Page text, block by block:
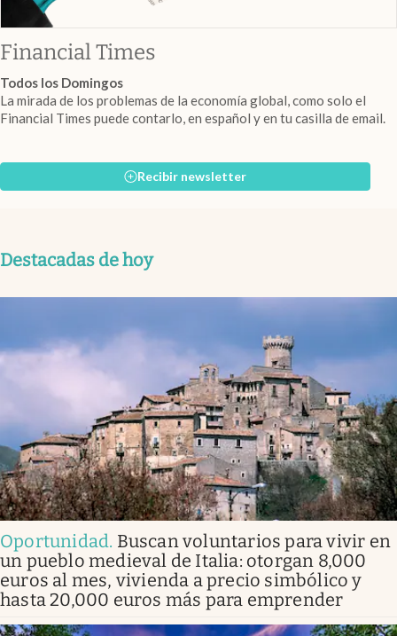
Financial Timesabre en nueva pestaña
Todos los Domingos
La mirada de los problemas de la economía global, como solo el
Financial Times puede contarlo, en español y en tu casilla de email.
Recibir newsletter
Destacadas de hoy
Oportunidad. Buscan voluntarios para vivir en
un pueblo medieval de Italia: otorgan 8,000
euros al mes, vivienda a precio simbólico y
hasta 20,000 euros más para emprender